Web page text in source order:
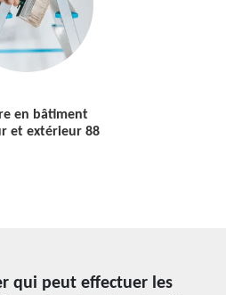
en bâtiment
et extérieur 88
qui peut effectuer les